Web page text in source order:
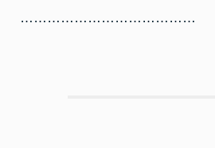
…………………………………